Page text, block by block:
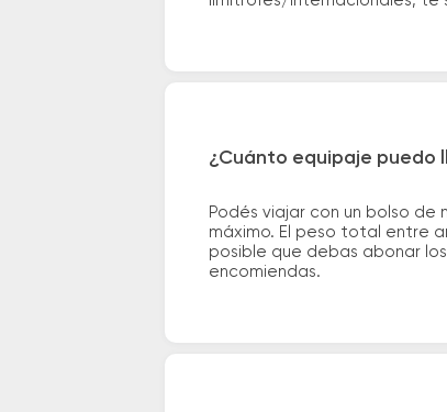
¿Cuánto equipaje puedo
Podés viajar con un bolso
máximo. El peso total entre
posible que debas abonar
encomiendas.